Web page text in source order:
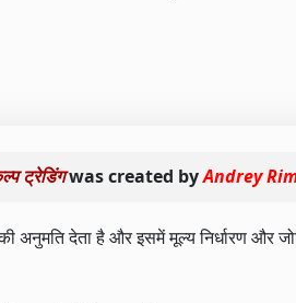
ट्रेडिंगwas created byAndrey
देता है और इसमें मूल्य निर्धारण और